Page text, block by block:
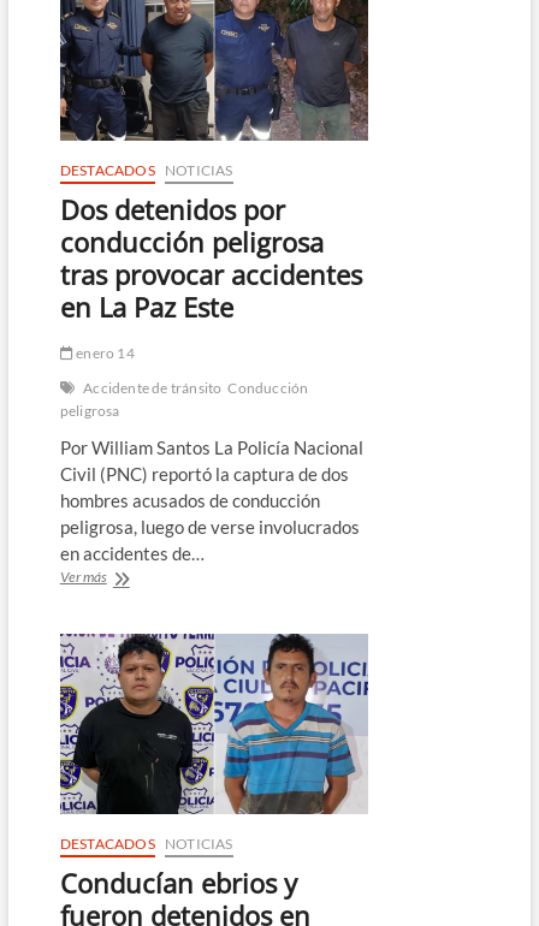
y
fue
capturado
con
216
grados
de
alcohol
en
San
Miguel
DESTACADOS NOTICIAS
Dos detenidos por
conducción peligrosa
tras provocar accidentes
en La Paz Este
enero 14
Accidente de tránsito Conducción
peligrosa
Por William Santos La Policía Nacional
Civil (PNC) reportó la captura de dos
hombres acusados de conducción
peligrosa, luego de verse involucrados
en accidentes de…
Ver másDos
conducción
peligrosa
tras
provocar
Este
DESTACADOS
NOTICIAS
Conducían ebrios y
fueron detenidos en